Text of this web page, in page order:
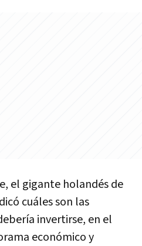
el gigante holandés de
cuáles son las
invertirse, en el
económico y